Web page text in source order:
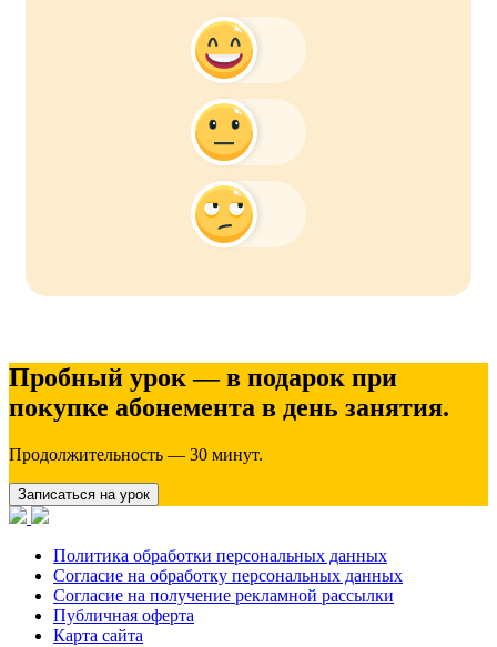
Пробный урок — в подарок при
покупке абонемента в день занятия.
Продолжительность — 30 минут.
Записаться на урок
Политика обработки персональных данных
Согласие на обработку персональных данных
Согласие на получение рекламной рассылки
Публичная оферта
Карта сайта